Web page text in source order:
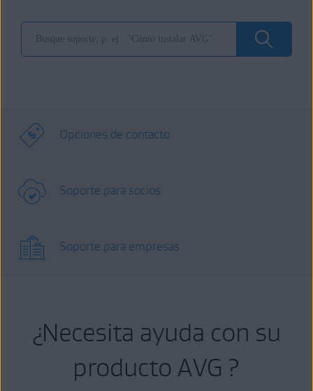
Opciones de contacto
Soporte para socios
Soporte para empresas
¿Necesita ayuda con su
producto AVG ?